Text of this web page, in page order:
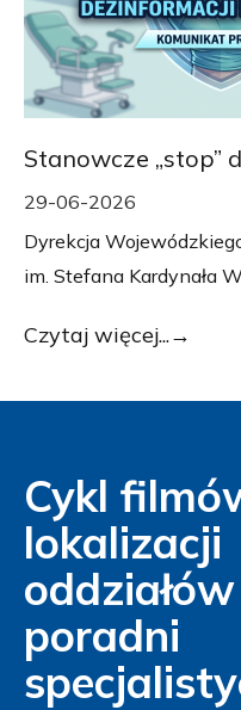
Stanowcze „stop”
29-06-2026
Dyrekcja
im. Stefana Kardynała
Czytaj więcej...
Cykl
lokalizacji
poradni